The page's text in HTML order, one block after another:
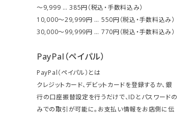
～9,999 … 385円（税込・手数料込み）
10,000～29,999円 … 550円（税込・手数料込み）
30,000～99,999円 … 770円（税込・手数料込み）
PayPal（ペイパル）
PayPal（ペイパル）とは
クレジットカード、デビットカードを登録するか、銀
行の口座振替設定を行うだけで、IDとパスワードの
みでの取引が可能に。お支払い情報をお店側に伝